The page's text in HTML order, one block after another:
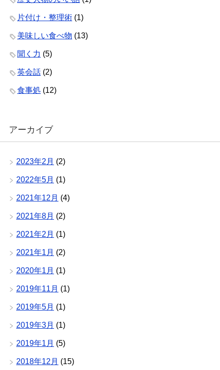
片付け・整理術 (1)
美味しい食べ物 (13)
聞く力 (5)
英会話 (2)
食事処 (12)
アーカイブ
2023年2月 (2)
2022年5月 (1)
2021年12月 (4)
2021年8月 (2)
2021年2月 (1)
2021年1月 (2)
2020年1月 (1)
2019年11月 (1)
2019年5月 (1)
2019年3月 (1)
2019年1月 (5)
2018年12月 (15)